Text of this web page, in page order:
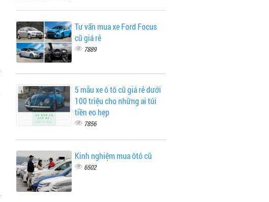
Tư vấn mua xe Ford Focus
cũ giá rẻ
7889
5 mẫu xe ô tô cũ giá rẻ dưới
100 triệu cho những ai túi
tiền eo hẹp
7856
Kinh nghiệm mua ôtô cũ
6502